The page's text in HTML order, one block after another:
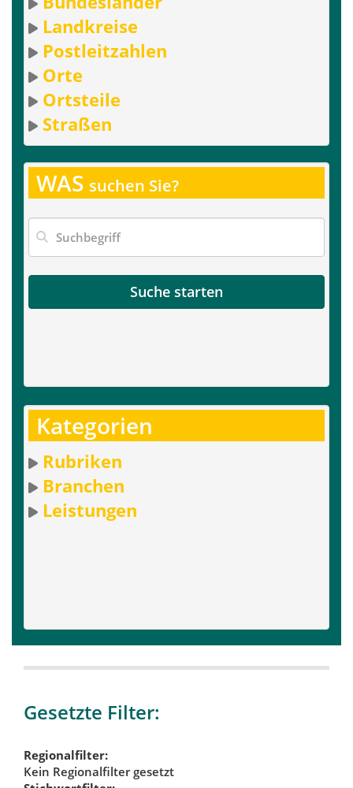
Landkreise
Postleitzahlen
Orte
Ortsteile
Straßen
WAS suchen Sie?
Suche starten
Kategorien
Rubriken
Branchen
Leistungen
Gesetzte Filter:
Regionalfilter:
Kein Regionalfilter gesetzt